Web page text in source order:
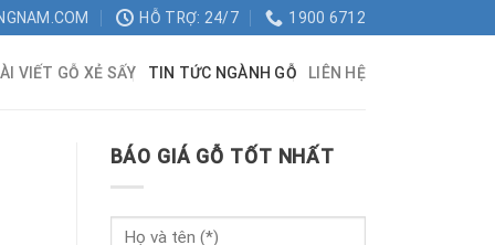
HỖ TRỢ: 24/7 1900 6712
VIẾT GỖ XẺ SẤY TIN TỨC NGÀNH GỖ LIÊN HỆ
BÁO GIÁ GỖ TỐT NHẤT